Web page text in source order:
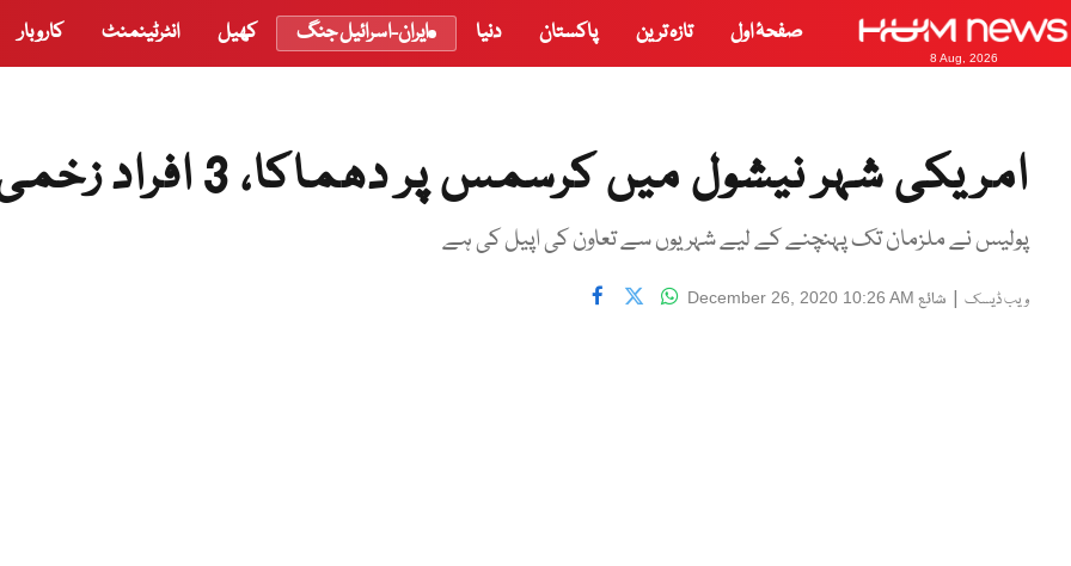
8 Aug, 2026
صفحۂ اول تازہ ترین پاکستان دنیا ایران-اسرائیل جنگ کھیل انٹرٹینمنٹ کاروبار
امریکی شہر نیشول میں کرسمس پر دھماکا، 3 افراد زخمی
پولیس نے ملزمان تک پہنچنے کے لیے شہریوں سے تعاون کی اپیل کی ہے
ویب ڈیسک | شائع December 26, 2020 10:26 AM